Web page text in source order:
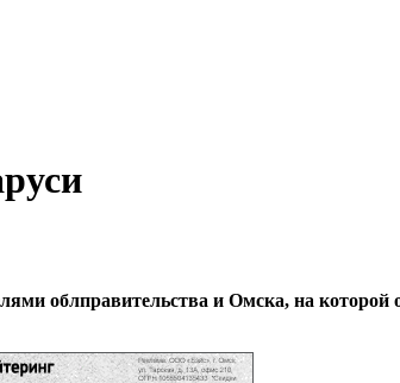
облправительства и Омска, на которой